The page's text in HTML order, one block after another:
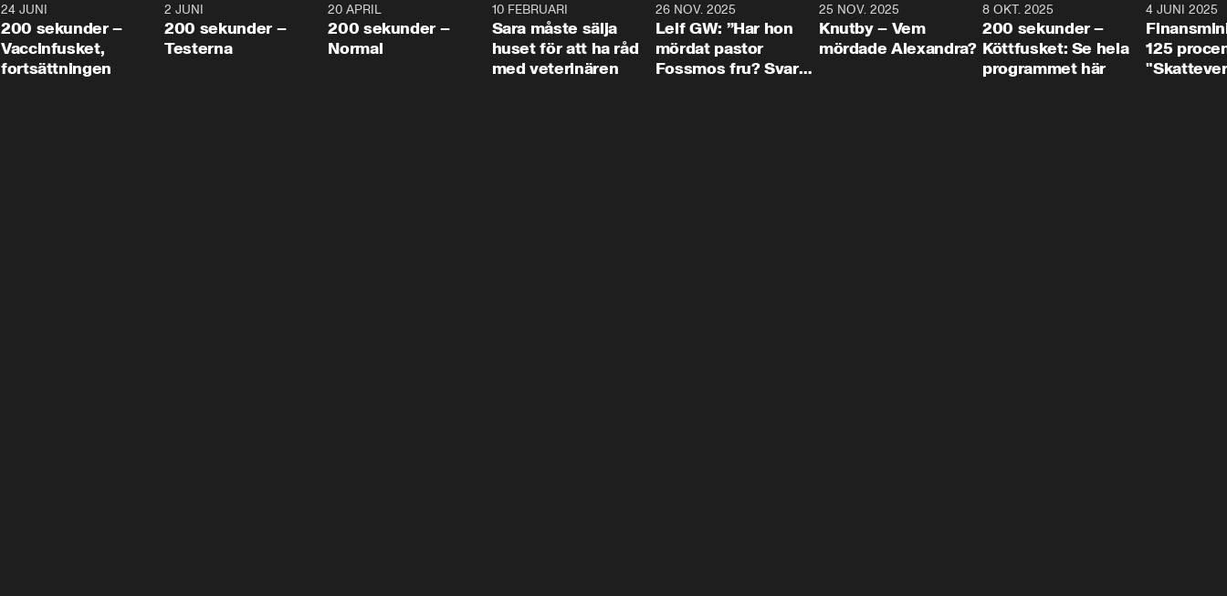
5:00
24 JUNI
200 sekunder –
Vaccinfusket,
fortsättningen
4:23
2 JUNI
200 sekunder –
Testerna
20 APRIL
200 sekunder –
Normal
10 FEBRUARI
Sara måste sälja
huset för att ha råd
med veterinären
26 NOV. 2025
Leif GW: ”Har hon
mördat pastor
Fossmos fru? Svar
31:05
25 NOV. 2025
Knutby – Vem
mördade Alexandra?
4:29
8 OKT. 2025
200 sekunder –
Köttfusket: Se hela
programmet här
4 JUNI 2025
125